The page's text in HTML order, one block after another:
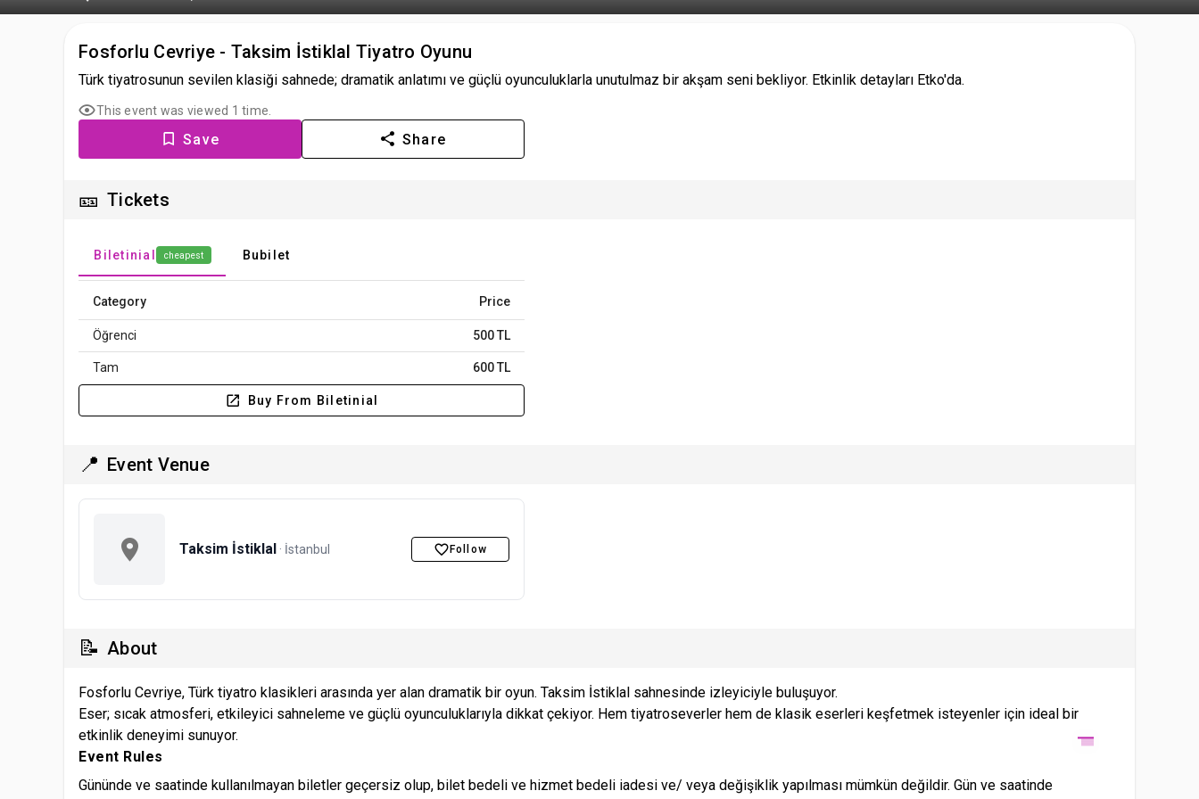
Fosforlu Cevriye - Taksim İstiklal Tiyatro Oyunu
Türk tiyatrosunun sevilen klasiği sahnede; dramatik anlatımı ve güçlü oyunculuklarla unutulmaz bir akşam seni bekliyor. Etkinlik detayları Etko'da.
This event was viewed 1 time.
Save Share
🎫 Tickets
Biletinial cheapest Bubilet
Category Price
Öğrenci 500 TL
Tam 600 TL
Buy From Biletinial
📍 Event Venue
Taksim İstiklal · İstanbul Follow
📝 About
Fosforlu Cevriye, Türk tiyatro klasikleri arasında yer alan dramatik bir oyun. Taksim İstiklal sahnesinde izleyiciyle buluşuyor.
Eser; sıcak atmosferi, etkileyici sahneleme ve güçlü oyunculuklarıyla dikkat çekiyor. Hem tiyatroseverler hem de klasik eserleri keşfetmek isteyenler için ideal bir
etkinlik deneyimi sunuyor.
Event Rules
Gününde ve saatinde kullanılmayan biletler geçersiz olup, bilet bedeli ve hizmet bedeli iadesi ve/ veya değişiklik yapılması mümkün değildir. Gün ve saatinde